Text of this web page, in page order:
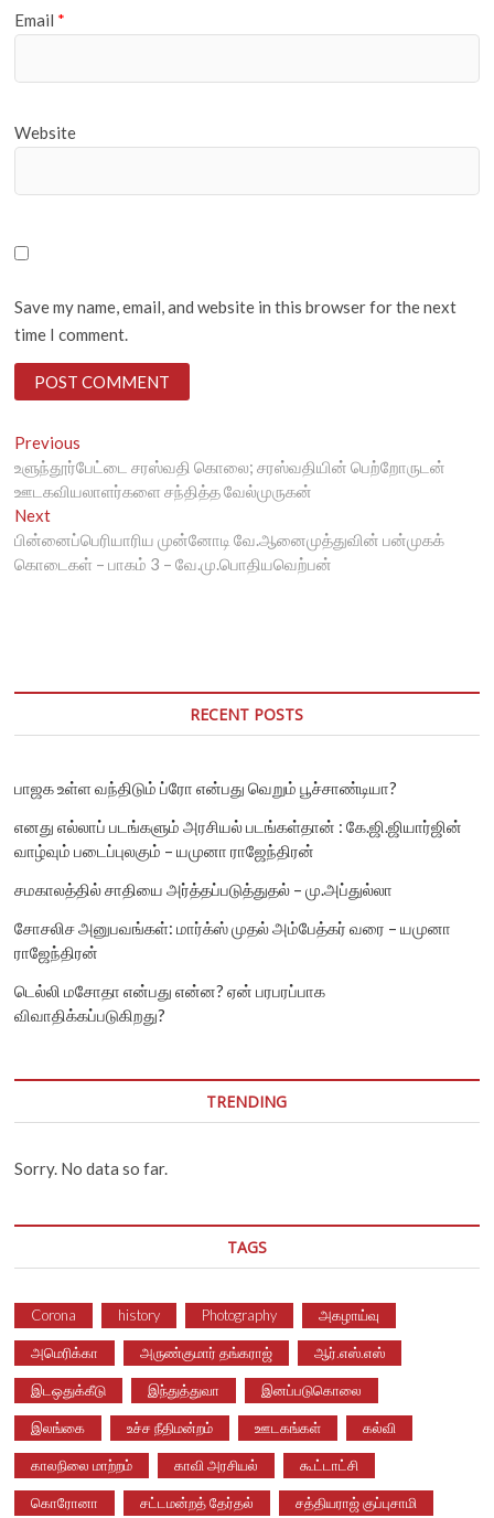
Email *
Website
Save my name, email, and website in this browser for the next
time I comment.
Post
navigation
Previous
post:
உளுந்தூர்பேட்டை சரஸ்வதி கொலை; சரஸ்வதியின் பெற்றோருடன்
ஊடகவியலாளர்களை சந்தித்த வேல்முருகன்
NextNext
post:
பின்னைப்பெரியாரிய முன்னோடி வே.ஆனைமுத்துவின் பன்முகக்
கொடைகள் – பாகம் 3 – வே.மு.பொதியவெற்பன்
RECENT POSTS
பாஜக உள்ள வந்திடும் ப்ரோ என்பது வெறும் பூச்சாண்டியா?
எனது எல்லாப் படங்களும் அரசியல் படங்கள்தான் : கே.ஜி.ஜியார்ஜின்
வாழ்வும் படைப்புலகும் – யமுனா ராஜேந்திரன்
சமகாலத்தில் சாதியை அர்த்தப்படுத்துதல் – மு.அப்துல்லா
சோசலிச அனுபவங்கள்: மார்க்ஸ் முதல் அம்பேத்கர் வரை – யமுனா
ராஜேந்திரன்
டெல்லி மசோதா என்பது என்ன? ஏன் பரபரப்பாக
விவாதிக்கப்படுகிறது?
TRENDING
Sorry. No data so far.
TAGS
Corona history Photography அகழாய்வு
அமெரிக்கா அருண்குமார் தங்கராஜ் ஆர்.எஸ்.எஸ்
இடஒதுக்கீடு இந்துத்துவா இனப்படுகொலை
இலங்கை உச்ச நீதிமன்றம் ஊடகங்கள் கல்வி
காலநிலை மாற்றம் காவி அரசியல் கூட்டாட்சி
கொரோனா சட்டமன்றத் தேர்தல் சத்தியராஜ் குப்புசாமி